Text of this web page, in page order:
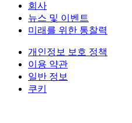
회사
뉴스 및 이벤트
미래를 위한 통찰력
개인정보 보호 정책
이용 약관
일반 정보
쿠키